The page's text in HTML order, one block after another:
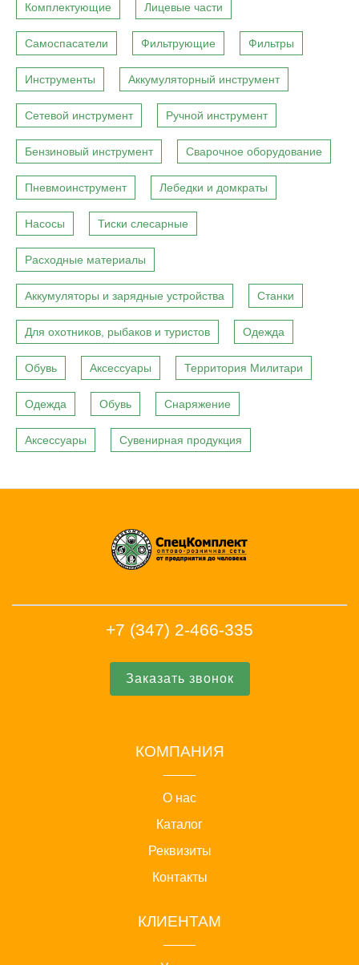
Комплектующие Лицевые части
Самоспасатели Фильтрующие Фильтры
Инструменты Аккумуляторный инструмент
Сетевой инструмент Ручной инструмент
Бензиновый инструмент Сварочное оборудование
Пневмоинструмент Лебедки и домкраты
Насосы Тиски слесарные
Расходные материалы
Аккумуляторы и зарядные устройства Станки
Для охотников, рыбаков и туристов Одежда
Обувь Аксессуары Территория Милитари
Одежда Обувь Снаряжение
Аксессуары Сувенирная продукция
+7 (347) 2-466-335
Заказать звонок
КОМПАНИЯ
О нас
Каталог
Реквизиты
Контакты
КЛИЕНТАМ